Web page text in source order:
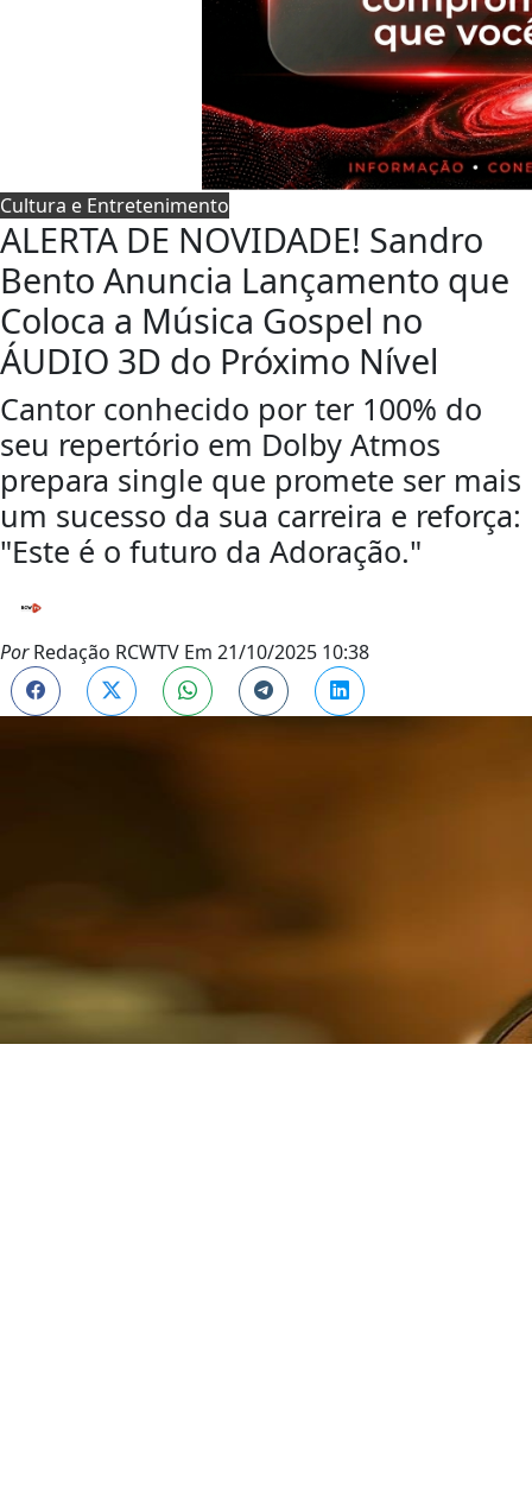
Cultura e Entretenimento
ALERTA DE NOVIDADE! Sandro
Bento Anuncia Lançamento que
Coloca a Música Gospel no
ÁUDIO 3D do Próximo Nível
Cantor conhecido por ter 100% do
seu repertório em Dolby Atmos
prepara single que promete ser mais
um sucesso da sua carreira e reforça:
"Este é o futuro da Adoração."
PorRedação RCWTV Em 21/10/2025 10:38